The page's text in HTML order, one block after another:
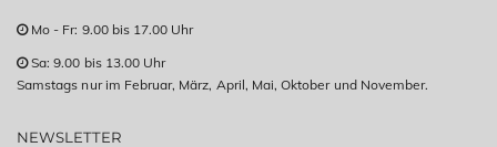
Mo - Fr: 9.00 bis 17.00 Uhr
Sa: 9.00 bis 13.00 Uhr
Samstags nur im Februar, März, April, Mai, Oktober und November.
NEWSLETTER